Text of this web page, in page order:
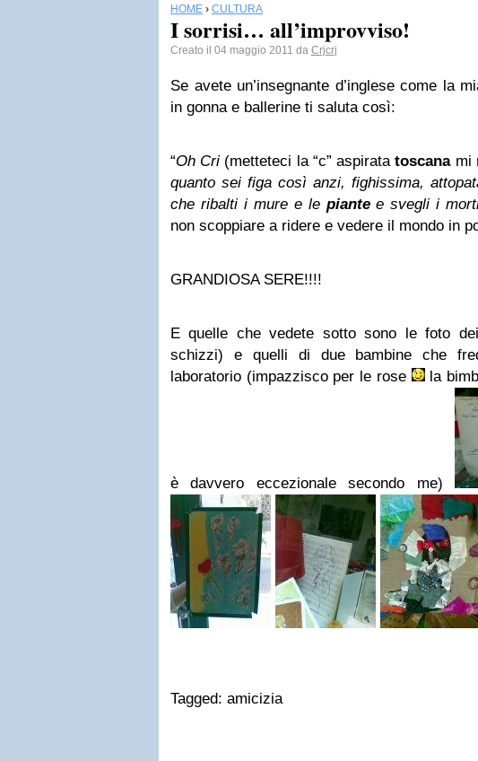
HOME › CULTURA
I sorrisi… all’improvviso!
Creato il 04 maggio 2011 da Crjcrj
Se avete un’insegnante d’inglese come la
in gonna e ballerine ti saluta così:
“Oh Cri (metteteci la “c” aspiratatoscanami
quanto sei figa così anzi, fighissima,
che ribalti i mure e le piantee svegli i
non scoppiare a ridere e vedere il mondo in
GRANDIOSA SERE!!!!
E quelle che vedete sotto sono le foto
schizzi) e quelli di due bambine che
laboratorio (impazzisco per le rose
la
è davvero eccezionale secondo me)
Tagged: amicizia